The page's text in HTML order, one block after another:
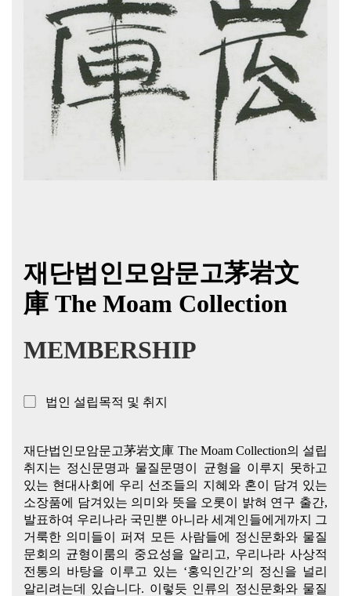
재단법인모암문고茅岩文
庫 The Moam Collection
MEMBERSHIP
▢ 법인 설립목적 및 취지
재단법인모암문고茅岩文庫 The Moam Collection의 설립
취지는 정신문명과 물질문명이 균형을 이루지 못하고
있는 현대사회에 우리 선조들의 지혜와 혼이 담겨 있는
소장품에 담겨있는 의미와 뜻을 오롯이 밝혀 연구 출간,
발표하여 우리나라 국민뿐 아니라 세계인들에게까지 그
거룩한 의미들이 퍼져 모든 사람들에 정신문화와 물질
문회의 균형이룸의 중요성을 알리고, 우리나라 사상적
전통의 바탕을 이루고 있는 ‘홍익인간’의 정신을 널리
알리려는데 있습니다. 이렇듯 인류의 정신문화와 물질